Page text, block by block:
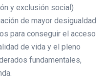
y exclusión social)
de mayor desigualdad
para conseguir el acceso
de vida y el pleno
fundamentales,